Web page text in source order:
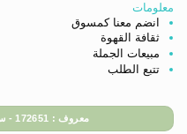
معلومات
انضم معنا كمسوق
ثقافة القهوة
مبيعات الجملة
تتبع الطلب
معروف : 172651 - س ت : 7009741583